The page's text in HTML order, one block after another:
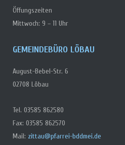
Öffungszeiten
Mittwoch: 9 – 11 Uhr
GEMEINDEBÜRO LÖBAU
August-Bebel-Str. 6
02708 Löbau
Tel. 03585 862580
Fax: 03585 862570
Mail: zittau@pfarrei-bddmei.de